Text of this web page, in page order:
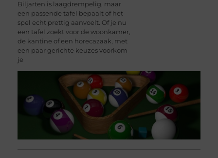
Biljarten is laagdrempelig, maar
een passende tafel bepaalt of het
spel echt prettig aanvoelt. Of je nu
een tafel zoekt voor de woonkamer,
de kantine of een horecazaak, met
een paar gerichte keuzes voorkom
je